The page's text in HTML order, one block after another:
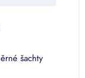
šachty